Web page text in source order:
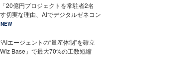
20億円プロジェクトを常駐者2名
切実な理由、AIでデジタルゼネコン
NEW
エージェントの“量産体制”を確立
Base」で最大70%の工数短縮